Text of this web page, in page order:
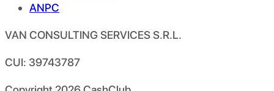
ANPC
VAN CONSULTING SERVICES S.R.L.
CUI: 39743787